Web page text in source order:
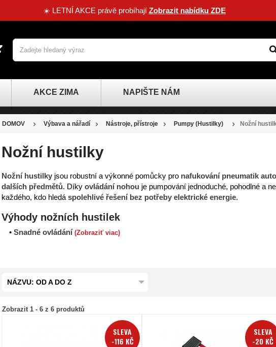
☀️ LETNÍ AKCE právě probíhají Zobrazit nabídku ZDE
AKCE ZIMA NAPIŠTE NÁM
DOMOV Výbava a nářadí Nástroje, přístroje Pumpy (Hustilky) Nožní
Nožní hustilky
Nožní hustilkyjsou robustní a výkonné pomůcky pro nafukování pneumatik
dalších předmětů. Díky ovládání nohou je pumpování jednoduché, pohodlné a
každého, kdo hledá spolehlivé řešení bez potřeby elektrické energie.
Výhody nožních hustilek
• Snadné ovládání (Zobraziť viac)
NÁZVU: OD A DO Z
Zobrazit 1 - 6 z 6 produktů
SLEVA
-116 KČ
SLEVA
-20 KČ